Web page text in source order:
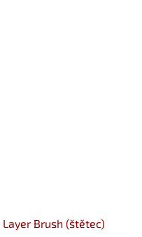
Brush (štětec)